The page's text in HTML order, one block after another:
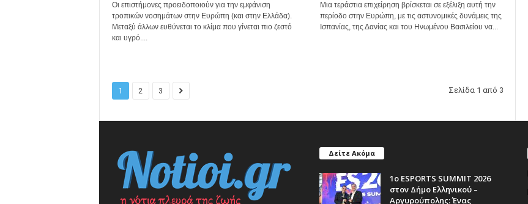
Οι επιστήμονες προειδοποιούν για την εμφάνιση
τροπικών νοσημάτων στην Ευρώπη (και στην Ελλάδα).
Μεταξύ άλλων ευθύνεται το κλίμα που γίνεται πιο ζεστό
και υγρό....
Μια τεράστια επιχείρηση βρίσκεται σε εξέλιξη αυτή την
περίοδο στην Ευρώπη, με τις αστυνομικές δυνάμεις της
Ισπανίας, της Δανίας και του Ηνωμένου Βασιλείου να...
1 2 3 Σελίδα 1 από 3
Δείτε Ακόμα
1ο ESPORTS SUMMIT 2026
στον Δήμο Ελληνικού –
Αργυρούπολης: Ένας